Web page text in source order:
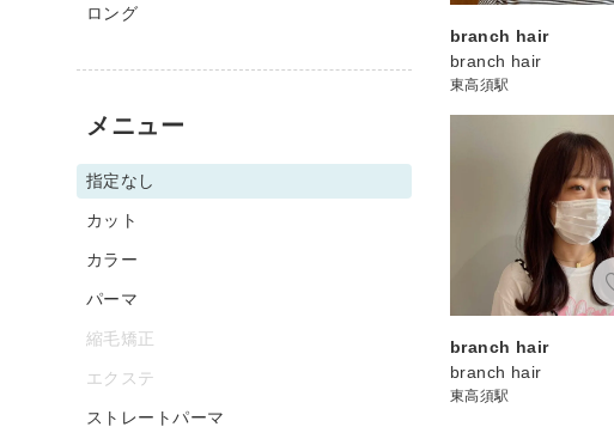
branch hair
branch hair
東高須駅
branch hair
branch hair
東高須駅
ロング
メニュー
指定なし
カット
カラー
パーマ
縮毛矯正
エクステ
ストレートパーマ